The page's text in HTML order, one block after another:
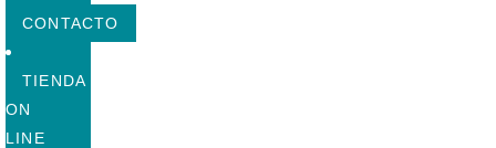
CONTACTO
TIENDA
ON
LINE